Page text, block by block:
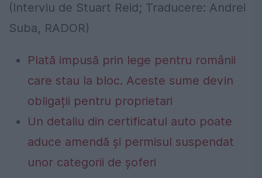
(Interviu de Stuart Reid; Traducere: Andrei
Suba, RADOR)
Plată impusă prin lege pentru românii
care stau la bloc. Aceste sume devin
obligații pentru proprietari
Un detaliu din certificatul auto poate
aduce amendă și permisul suspendat
unor categorii de șoferi